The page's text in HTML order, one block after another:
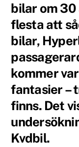
bilar om
flesta att
bilar,
kommer
fantasier –
finns. Det
Kvdbil.